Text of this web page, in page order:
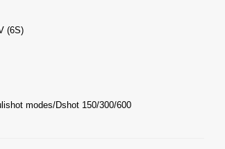
(6S)
modes/Dshot 150/300/600